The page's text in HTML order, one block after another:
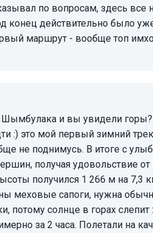
по вопросам, здесь все
конец действительно было
маршрут - вообще топ
:) это мой первый зимний
не поднимусь. В итоге с
получая удовольствие от
получился 1 266 м на 7,3
меховые сапоги, нужна
потому солнце в горах слепит
за 2 часа. Полетали на